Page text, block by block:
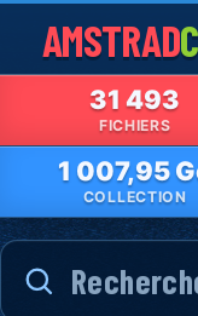
AMSTRAD
31 493
FICHIERS
1 007,95
COLLECTION